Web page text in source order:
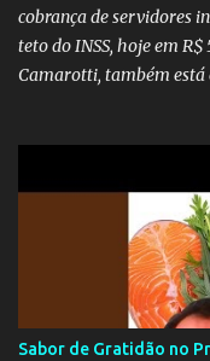
cobrança de servidores
teto do INSS, hoje em
Camarotti, também está
a publicação, a reforma
analisada pelos
recolhimento. Nesse
dos estados. Atualmente,
Sabor de Gratidão no